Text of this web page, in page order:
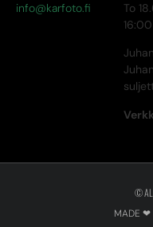
info@karfoto.fi
To
16:00
©
MADE ❤